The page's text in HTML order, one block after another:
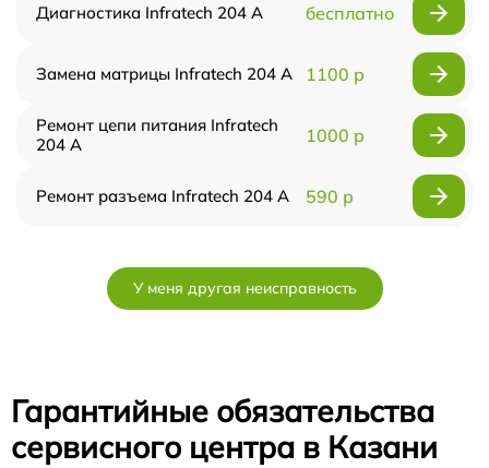
Диагностика Infratech 204 А бесплатно
Замена матрицы Infratech 204 А 1100 р
Ремонт цепи питания Infratech
204 А
1000 р
Ремонт разъема Infratech 204 А 590 р
У меня другая неисправность
Гарантийные обязательства
сервисного центра в Казани